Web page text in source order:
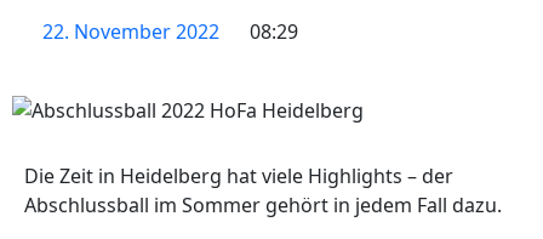
22. November 2022 08:29
Die Zeit in Heidelberg hat viele Highlights – der
Abschlussball im Sommer gehört in jedem Fall dazu.